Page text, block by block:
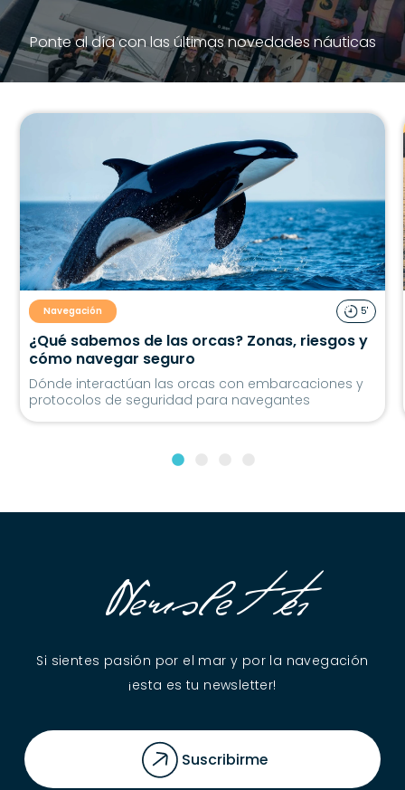
Ponte al día con las últimas novedades náuticas
Navegación 5'
¿Qué sabemos de las orcas? Zonas, riesgos y
cómo navegar seguro
Dónde interactúan las orcas con embarcaciones y
protocolos de seguridad para navegantes
Newsletter
Si sientes pasión por el mar y por la navegación
¡esta es tu newsletter!
Suscribirme